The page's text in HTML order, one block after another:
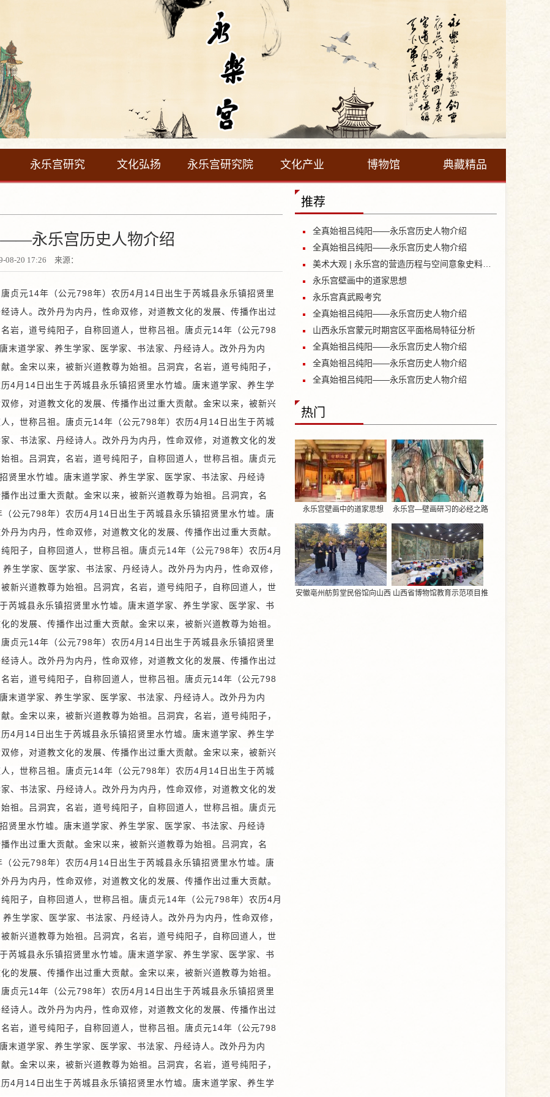
永乐宫研究 文化弘扬 永乐宫研究院 文化产业 博物馆 典藏精品
永乐宫历史人物介绍
08-20 17:26 来源：
贞元14年（公元798年）农历4月14日出生于芮城县永乐镇招贤里
诗人。改外丹为内丹，性命双修，对道教文化的发展、传播作出过
岩，道号纯阳子，自称回道人，世称吕祖。唐贞元14年（公元798
末道学家、养生学家、医学家、书法家、丹经诗人。改外丹为内
。金宋以来，被新兴道教尊为始祖。 吕洞宾，名岩，道号纯阳子，
4月14日出生于芮城县永乐镇招贤里水竹墟。唐末道学家、养生学
修，对道教文化的发展、传播作出过重大贡献。金宋以来，被新兴
，世称吕祖。唐贞元14年（公元798年）农历4月14日出生于芮城
、书法家、丹经诗人。改外丹为内丹，性命双修，对道教文化的发
祖。 吕洞宾，名岩，道号纯阳子，自称回道人，世称吕祖。唐贞元
里水竹墟。唐末道学家、养生学家、医学家、书法家、丹经诗
作出过重大贡献。金宋以来，被新兴道教尊为始祖。 吕洞宾，名
公元798年）农历4月14日出生于芮城县永乐镇招贤里水竹墟。唐
丹为内丹，性命双修，对道教文化的发展、传播作出过重大贡献。
阳子，自称回道人，世称吕祖。唐贞元14年（公元798年）农历4月
生学家、医学家、书法家、丹经诗人。改外丹为内丹，性命双修，
新兴道教尊为始祖。 吕洞宾，名岩，道号纯阳子，自称回道人，世
城县永乐镇招贤里水竹墟。唐末道学家、养生学家、医学家、书
的发展、传播作出过重大贡献。金宋以来，被新兴道教尊为始祖。
贞元14年（公元798年）农历4月14日出生于芮城县永乐镇招贤里
诗人。改外丹为内丹，性命双修，对道教文化的发展、传播作出过
岩，道号纯阳子，自称回道人，世称吕祖。唐贞元14年（公元798
末道学家、养生学家、医学家、书法家、丹经诗人。改外丹为内
。金宋以来，被新兴道教尊为始祖。 吕洞宾，名岩，道号纯阳子，
4月14日出生于芮城县永乐镇招贤里水竹墟。唐末道学家、养生学
修，对道教文化的发展、传播作出过重大贡献。金宋以来，被新兴
，世称吕祖。唐贞元14年（公元798年）农历4月14日出生于芮城
、书法家、丹经诗人。改外丹为内丹，性命双修，对道教文化的发
祖。 吕洞宾，名岩，道号纯阳子，自称回道人，世称吕祖。唐贞元
里水竹墟。唐末道学家、养生学家、医学家、书法家、丹经诗
作出过重大贡献。金宋以来，被新兴道教尊为始祖。 吕洞宾，名
公元798年）农历4月14日出生于芮城县永乐镇招贤里水竹墟。唐
丹为内丹，性命双修，对道教文化的发展、传播作出过重大贡献。
阳子，自称回道人，世称吕祖。唐贞元14年（公元798年）农历4月
生学家、医学家、书法家、丹经诗人。改外丹为内丹，性命双修，
新兴道教尊为始祖。 吕洞宾，名岩，道号纯阳子，自称回道人，世
城县永乐镇招贤里水竹墟。唐末道学家、养生学家、医学家、书
的发展、传播作出过重大贡献。金宋以来，被新兴道教尊为始祖。
贞元14年（公元798年）农历4月14日出生于芮城县永乐镇招贤里
诗人。改外丹为内丹，性命双修，对道教文化的发展、传播作出过
岩，道号纯阳子，自称回道人，世称吕祖。唐贞元14年（公元798
末道学家、养生学家、医学家、书法家、丹经诗人。改外丹为内
。金宋以来，被新兴道教尊为始祖。 吕洞宾，名岩，道号纯阳子，
4月14日出生于芮城县永乐镇招贤里水竹墟。唐末道学家、养生学
推荐
全真始祖吕纯阳——永乐宫历史人物介绍
全真始祖吕纯阳——永乐宫历史人物介绍
永乐宫壁画中的道家思想
永乐宫真武殿考究
全真始祖吕纯阳——永乐宫历史人物介绍
山西永乐宫蒙元时期宫区平面格局特征分析
全真始祖吕纯阳——永乐宫历史人物介绍
全真始祖吕纯阳——永乐宫历史人物介绍
全真始祖吕纯阳——永乐宫历史人物介绍
热门
永乐宫壁画中的道家思想 永乐宫—壁画研习的必经之路
安徽亳州舫剪堂民俗馆向山西 山西省博物馆教育示范项目推